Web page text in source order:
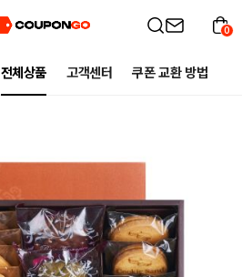
전체상품 고객센터 쿠폰 교환 방법
0